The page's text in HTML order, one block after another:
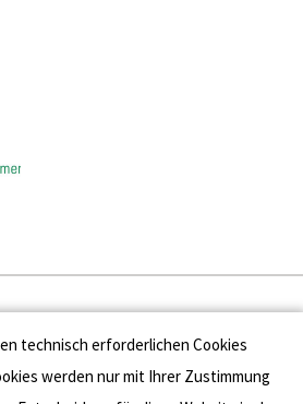
Presse
Kontakt
technisch erforderlichen Cookies
werden nur mit Ihrer Zustimmung